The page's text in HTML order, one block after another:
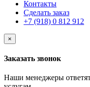
Контакты
Сделать заказ
+7 (918) 0 812 912
×
Заказать звонок
Наши менеджеры